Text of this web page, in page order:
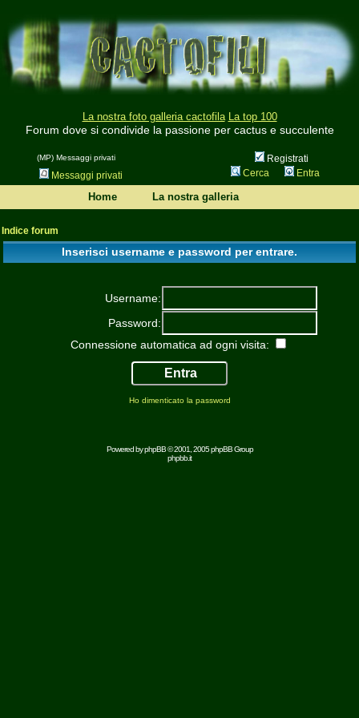
La nostra foto galleria cactofila La top 100
Forum dove si condivide la passione per cactus e succulente
(MP) Messaggi privati
Registrati
Messaggi privati
Cerca Entra
Home La nostra galleria
Indice forum
Inserisci username e password per entrare.
Username:
Password:
Connessione automatica ad ogni visita:
Ho dimenticato la password
Powered byphpBB© 2001, 2005 phpBB Group
phpbb.it